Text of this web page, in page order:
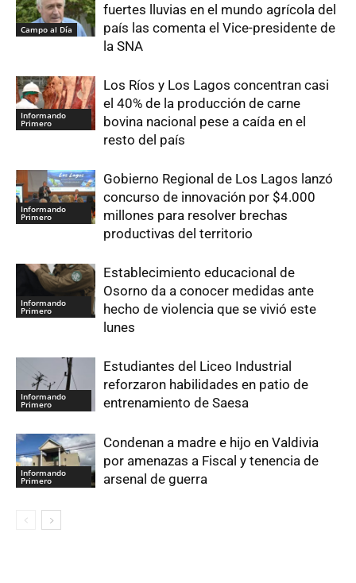
Campo al Día
fuertes lluvias en el mundo agrícola del
país las comenta el Vice-presidente de
la SNA
Informando
Primero
Los Ríos y Los Lagos concentran casi
el 40% de la producción de carne
bovina nacional pese a caída en el
resto del país
Informando
Primero
Gobierno Regional de Los Lagos lanzó
concurso de innovación por $4.000
millones para resolver brechas
productivas del territorio
Informando
Primero
Establecimiento educacional de
Osorno da a conocer medidas ante
hecho de violencia que se vivió este
lunes
Informando
Primero
Estudiantes del Liceo Industrial
reforzaron habilidades en patio de
entrenamiento de Saesa
Informando
Primero
Condenan a madre e hijo en Valdivia
por amenazas a Fiscal y tenencia de
arsenal de guerra